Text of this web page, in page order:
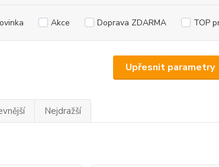
Upřesnit parametry
Akce Doprava ZDARMA TOP
Nejdražší